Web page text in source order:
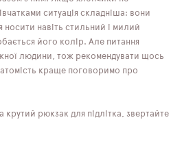
ситуація складніша: вони
носити навіть стильний і милий
його колір. Але питання
людини, тож рекомендувати щось
краще поговоримо про
рюкзак для підлітка, звертайте